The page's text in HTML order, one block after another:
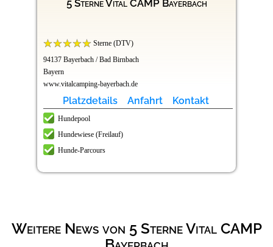
5 Sterne Vital CAMP Bayerbach
Sterne (DTV)
94137 Bayerbach / Bad Birnbach
Bayern
www.vitalcamping-bayerbach.de
Platzdetails Anfahrt Kontakt
Hundepool
Hundewiese (Freilauf)
Hunde-Parcours
Weitere News von 5 Sterne Vital CAMP